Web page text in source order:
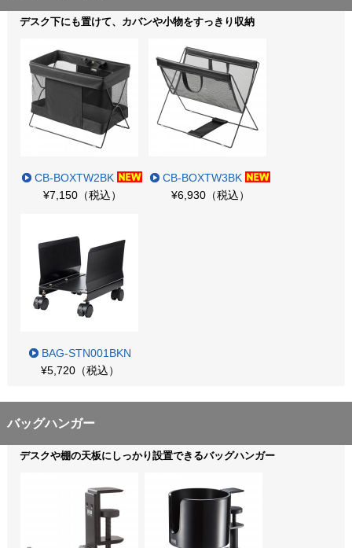
デスク下にも置けて、カバンや小物をすっきり収納
CB-BOXTW2BK
¥7,150（税込）
CB-BOXTW3BK
¥6,930（税込）
BAG-STN001BKN
¥5,720（税込）
バッグハンガー
デスクや棚の天板にしっかり設置できるバッグハンガー